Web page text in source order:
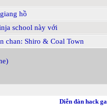
hồ
school này với
chan: Shiro & Coal Town
Diễn đàn hack